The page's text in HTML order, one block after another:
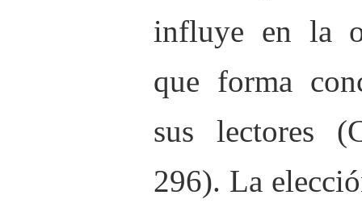
influye en la
que forma
sus lectores
296). La